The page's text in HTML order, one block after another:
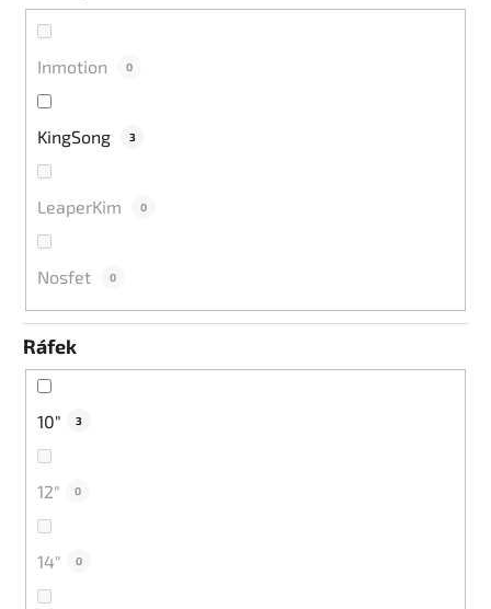
Inmotion 0
KingSong 3
LeaperKim 0
Nosfet 0
Ráfek
10" 3
12" 0
14" 0